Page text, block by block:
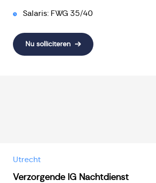
Salaris: FWG 35/40
Nu solliciteren
Utrecht
Verzorgende IG Nachtdienst